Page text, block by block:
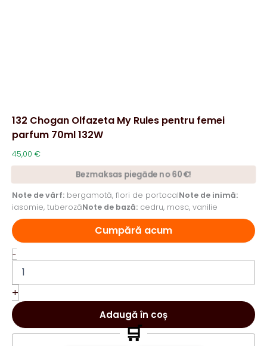
132 Chogan Olfazeta My Rules pentru femei
parfum 70ml 132W
45,00 €
Bezmaksas piegāde no 60€!
Note de vârf: bergamotă, flori de portocalNote de inimă:
iasomie, tuberozăNote de bază: cedru, mosc, vanilie
Cumpără acum
-
132
Chogan
Olfazeta
My
pentru
femei
+
Adaugă în coș
🛒